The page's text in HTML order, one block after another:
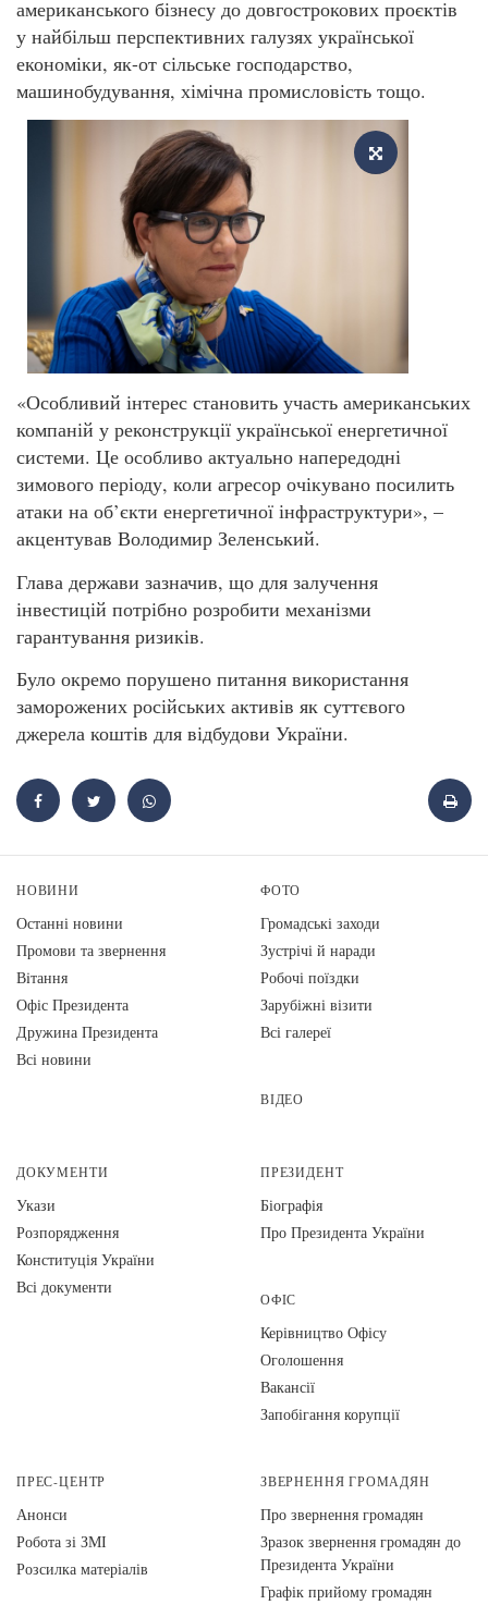
американського бізнесу до довгострокових проєктів
у найбільш перспективних галузях української
економіки, як-от сільське господарство,
машинобудування, хімічна промисловість тощо.
«Особливий інтерес становить участь американських
компаній у реконструкції української енергетичної
системи. Це особливо актуально напередодні
зимового періоду, коли агресор очікувано посилить
атаки на об’єкти енергетичної інфраструктури», –
акцентував Володимир Зеленський.
Глава держави зазначив, що для залучення
інвестицій потрібно розробити механізми
гарантування ризиків.
Було окремо порушено питання використання
заморожених російських активів як суттєвого
джерела коштів для відбудови України.
НОВИНИ
Останні новини
Промови та звернення
Вiтання
Офіс Президента
Дружина Президента
Всі новини
ФОТО
Громадські заходи
Зустрічі й наради
Робочі поїздки
Зарубіжні візити
Всі галереї
ВІДЕО
ДОКУМЕНТИ
Укази
Розпорядження
Конституція України
Всі документи
ПРЕЗИДЕНТ
Біографія
Про Президента України
ОФІС
Керівництво Офісу
Оголошення
Вакансії
Запобігання корупції
ПРЕС-ЦЕНТР
Анонси
Робота зі ЗМІ
Розсилка матеріалів
ЗВЕРНЕННЯ ГРОМАДЯН
Про звернення громадян
Зразок звернення громадян до
Президента України
Графік прийому громадян